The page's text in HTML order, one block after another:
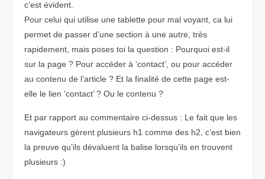
c’est évident.
Pour celui qui utilise une tablette pour mal voyant, ca lui
permet de passer d’une section à une autre, très
rapidement, mais poses toi la question : Pourquoi est-il
sur la page ? Pour accéder à ‘contact’, ou pour accéder
au contenu de l’article ? Et la finalité de cette page est-
elle le lien ‘contact’ ? Ou le contenu ?
Et par rapport au commentaire ci-dessus : Le fait que les
navigateurs gèrent plusieurs h1 comme des h2, c’est bien
la preuve qu’ils dévaluent la balise lorsqu’ils en trouvent
plusieurs :)